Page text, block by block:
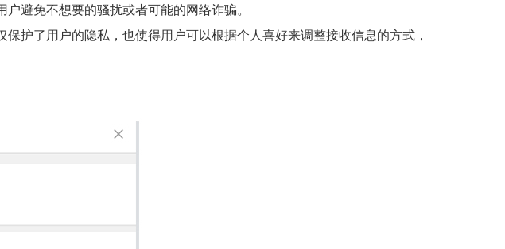
避免不想要的骚扰或者可能的网络诈骗。
护了用户的隐私，也使得用户可以根据个人喜好来调整接收信息的方式，